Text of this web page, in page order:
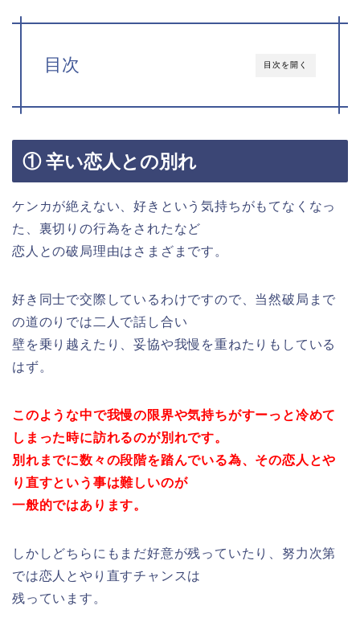
目次を開く
目次
① 辛い恋人との別れ
ケンカが絶えない、好きという気持ちがもてなくなっ
た、裏切りの行為をされたなど
恋人との破局理由はさまざまです。
好き同士で交際しているわけですので、当然破局まで
の道のりでは二人で話し合い
壁を乗り越えたり、妥協や我慢を重ねたりもしている
はず。
このような中で我慢の限界や気持ちがすーっと冷めて
しまった時に訪れるのが別れです。
別れまでに数々の段階を踏んでいる為、その恋人とや
り直すという事は難しいのが
一般的ではあります。
しかしどちらにもまだ好意が残っていたり、努力次第
では恋人とやり直すチャンスは
残っています。